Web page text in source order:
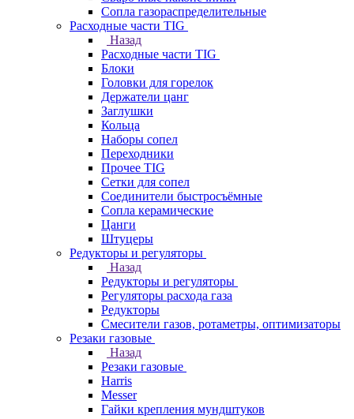
Сопла газораспределительные
Расходные части TIG
Назад
Расходные части TIG
Блоки
Головки для горелок
Держатели цанг
Заглушки
Кольца
Наборы сопел
Переходники
Прочее TIG
Сетки для сопел
Соединители быстросъёмные
Сопла керамические
Цанги
Штуцеры
Редукторы и регуляторы
Назад
Редукторы и регуляторы
Регуляторы расхода газа
Редукторы
Смесители газов, ротаметры, оптимизаторы
Резаки газовые
Назад
Резаки газовые
Harris
Messer
Гайки крепления мундштуков